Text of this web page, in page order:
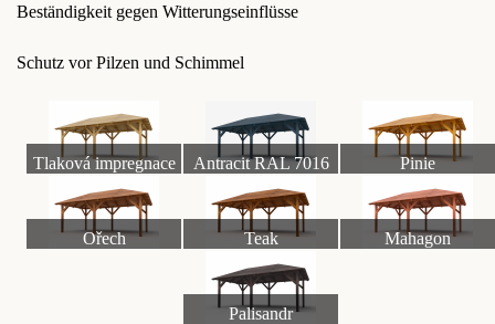
Beständigkeit gegen Witterungseinflüsse
Schutz vor Pilzen und Schimmel
Tlaková impregnace Antracit RAL 7016 Pinie
Ořech Teak Mahagon
Palisandr